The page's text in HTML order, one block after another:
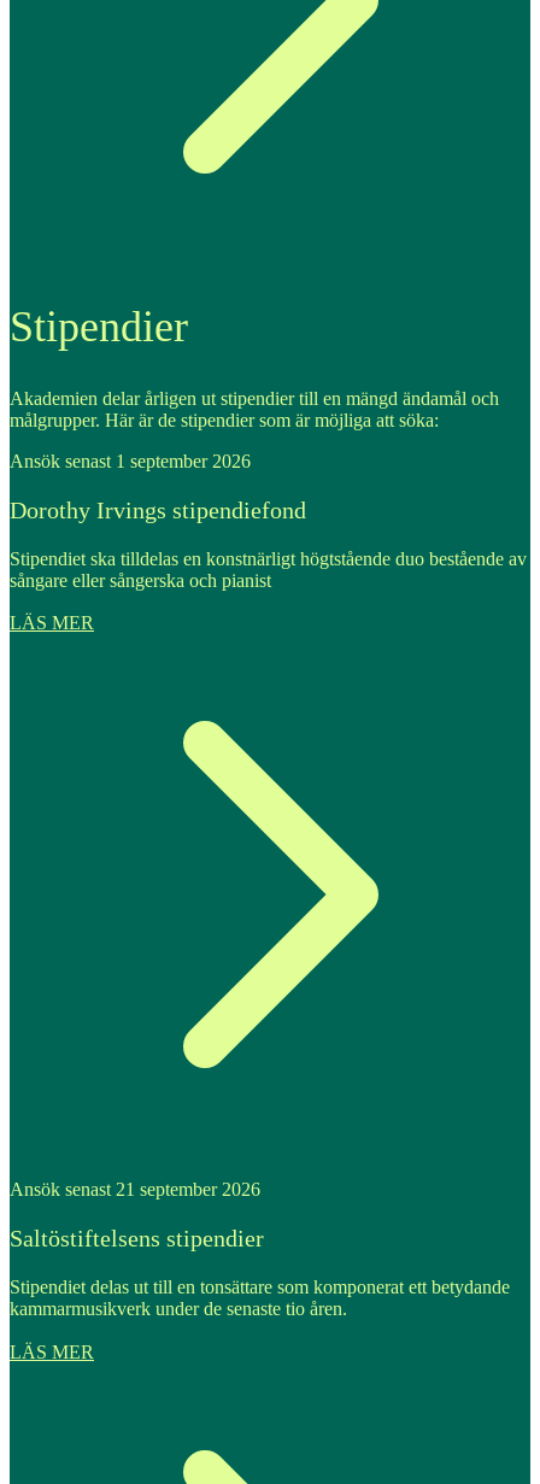
Stipendier
Akademien delar årligen ut stipendier till en mängd ändamål och
målgrupper. Här är de stipendier som är möjliga att söka:
Ansök senast 1 september 2026
Dorothy Irvings stipendiefond
Stipendiet ska tilldelas en konstnärligt högtstående duo bestående av
sångare eller sångerska och pianist
LÄS MER
Ansök senast 21 september 2026
Saltöstiftelsens stipendier
Stipendiet delas ut till en tonsättare som komponerat ett betydande
kammarmusikverk under de senaste tio åren.
LÄS MER